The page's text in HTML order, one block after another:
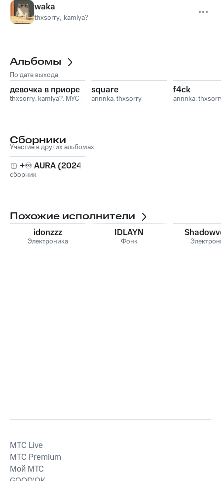
waka
thxsorry, kamiya?
Альбомы
По дате выхода
девочка в приоре
thxsorry, kamiya?, МУСТ
square
annnka,thxsorry
f4ck
annnka,
Сборники
Участие в других альбомах
+♾️ AURA (2024)
сборник
Похожие исполнители
idonzzz
Электроника
IDLAYN
Фонк
MTС Live
MTС Premium
Мой МТС